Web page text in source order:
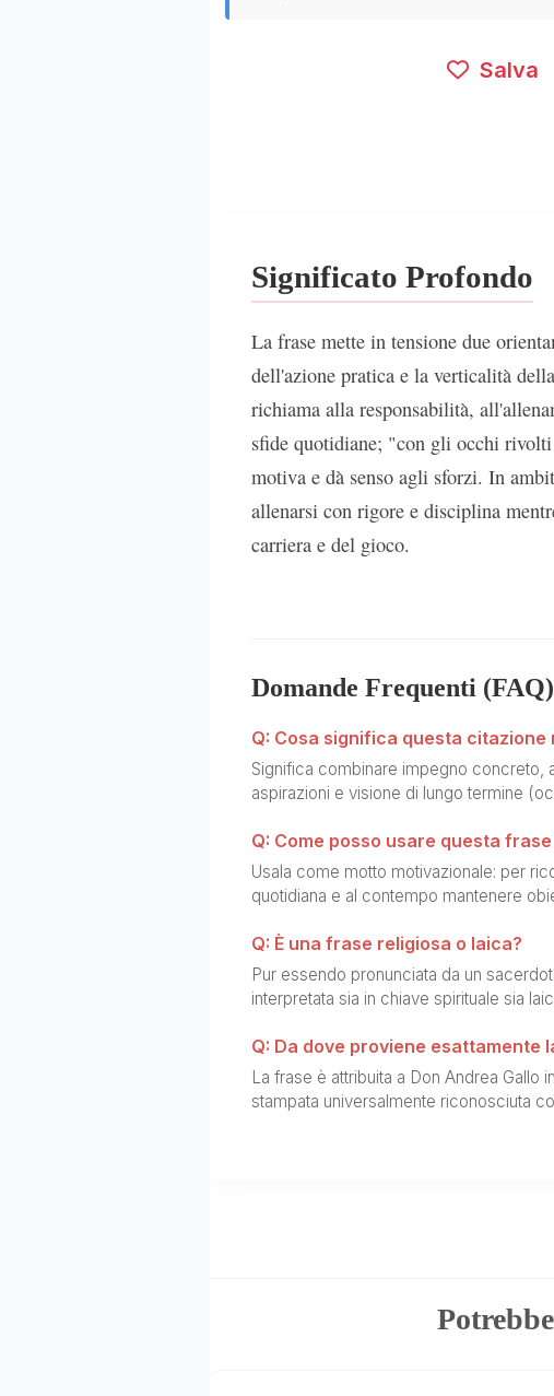
Salva
Significato Profondo
La frase mette in tensione due
dell'azione pratica e la verticalità
richiama alla responsabilità,
sfide quotidiane; "con gli occhi
motiva e dà senso agli sforzi. In
allenarsi con rigore e disciplina
carriera e del gioco.
Domande Frequenti (FAQ)
Q: Cosa significa questa citazione
Significa combinare impegno concreto,
aspirazioni e visione di lungo termine
Q: Come posso usare questa
Usala come motto motivazionale: per
quotidiana e al contempo mantenere
Q: È una frase religiosa o laica?
Pur essendo pronunciata da un
interpretata sia in chiave spirituale sia
Q: Da dove proviene esattamente
La frase è attribuita a Don Andrea
stampata universalmente riconosciuta